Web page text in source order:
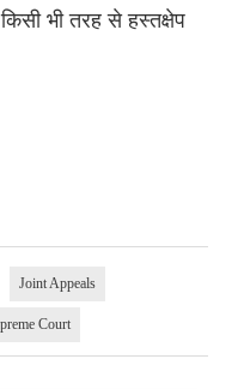
भी तरह से हस्तक्षेप
Joint Appeals
Court